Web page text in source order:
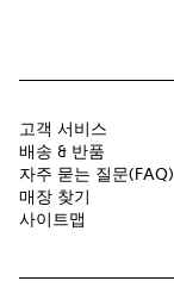
고객 서비스
배송 & 반품
자주 묻는 질문(FAQ)
매장 찾기
사이트맵